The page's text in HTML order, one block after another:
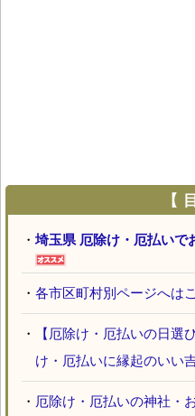
【
・埼玉県 厄除け・厄払いで
・ 各市区町村別ページへは
・
【厄除け・厄払いの日選
け・厄払いに縁起のいい
・ 厄除け・厄払いの神社・